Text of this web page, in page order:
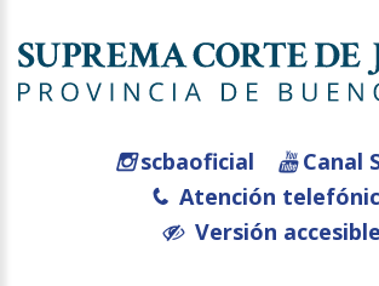
scbaoficial
Canal
Atención
Versión accesible